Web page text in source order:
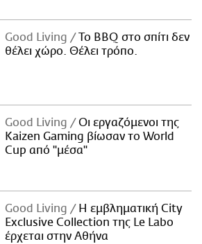
Good Living
Το BBQ στο σπίτι δεν
θέλει χώρο. Θέλει τρόπο.
Good Living
Οι εργαζόμενοι της
Kaizen Gaming βίωσαν το World
Cup από "μέσα"
Good Living
Η εμβληματική City
Exclusive Collection της Le Labo
έρχεται στην Αθήνα